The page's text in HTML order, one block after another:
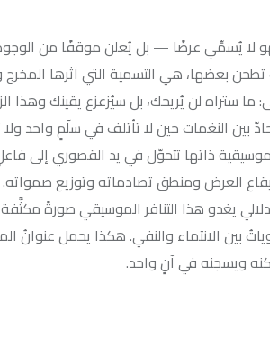
— بل يُعلن موقفًا من الوجود.
التسمية التي آثرها المخرج والكاتب
بل سيُزعزع يقينك وهذا الزعزعةُ هي
حين لا تأتلف في سلّمٍ واحد ولا تلتقي على
تتحوّل في يد القصوري إلى فاعلٍ دراميٍّ
تصادماته وتوزيع صمواته. التنافرُ لا
الموسيقي صورةً مكثَّفة لكل نظامٍ
والنفي. هكذا يحمل عنوانُ المسرحية بذرتَها
آنٍ واحد.